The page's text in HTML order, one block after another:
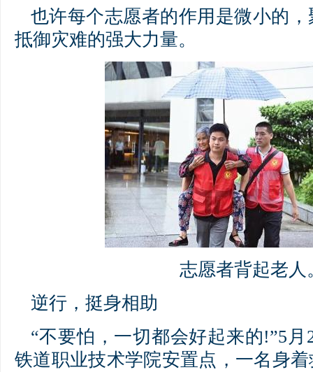
也许每个志愿者的作用是微小的
抵御灾难的强大力量。
志愿者背起老人
逆行，挺身相助
“不要怕，一切都会好起来的!”5月
铁道职业技术学院安置点，一名身